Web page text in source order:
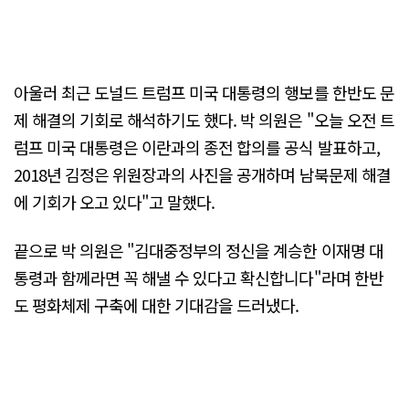
아울러 최근 도널드 트럼프 미국 대통령의 행보를 한반도 문
제 해결의 기회로 해석하기도 했다. 박 의원은 "오늘 오전 트
럼프 미국 대통령은 이란과의 종전 합의를 공식 발표하고,
2018년 김정은 위원장과의 사진을 공개하며 남북문제 해결
에 기회가 오고 있다"고 말했다.
끝으로 박 의원은 "김대중정부의 정신을 계승한 이재명 대
통령과 함께라면 꼭 해낼 수 있다고 확신합니다"라며 한반
도 평화체제 구축에 대한 기대감을 드러냈다.